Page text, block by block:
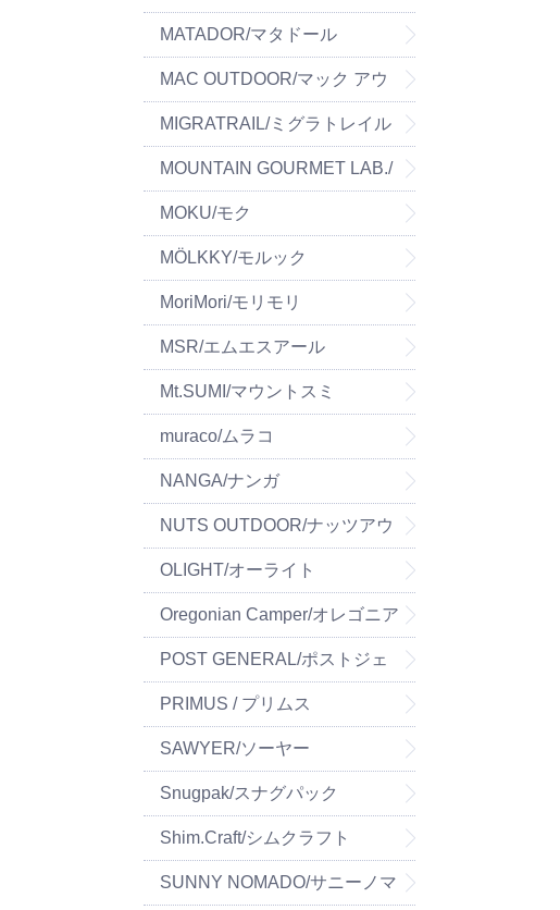
MATADOR/マタドール
MAC OUTDOOR/マック アウ
トドア
MIGRATRAIL/ミグラトレイル
MOUNTAIN GOURMET LAB./
マウンテングルメラボ
MOKU/モク
MÖLKKY/モルック
MoriMori/モリモリ
MSR/エムエスアール
Mt.SUMI/マウントスミ
muraco/ムラコ
NANGA/ナンガ
NUTS OUTDOOR/ナッツアウ
トドア
OLIGHT/オーライト
Oregonian Camper/オレゴニア
ンキャンパー
POST GENERAL/ポストジェ
ネラル
PRIMUS / プリムス
SAWYER/ソーヤー
Snugpak/スナグパック
Shim.Craft/シムクラフト
SUNNY NOMADO/サニーノマ